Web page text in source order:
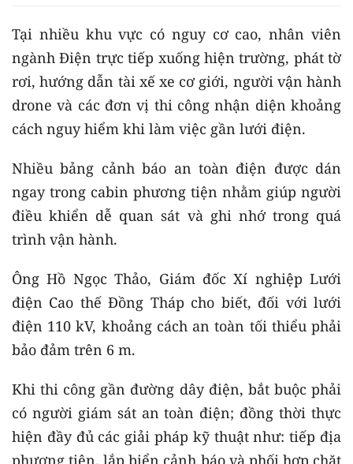
Tại nhiều khu vực có nguy cơ cao, nhân viên
ngành Điện trực tiếp xuống hiện trường, phát tờ
rơi, hướng dẫn tài xế xe cơ giới, người vận hành
drone và các đơn vị thi công nhận diện khoảng
cách nguy hiểm khi làm việc gần lưới điện.
Nhiều bảng cảnh báo an toàn điện được dán
ngay trong cabin phương tiện nhằm giúp người
điều khiển dễ quan sát và ghi nhớ trong quá
trình vận hành.
Ông Hồ Ngọc Thảo, Giám đốc Xí nghiệp Lưới
điện Cao thế Đồng Tháp cho biết, đối với lưới
điện 110 kV, khoảng cách an toàn tối thiểu phải
bảo đảm trên 6 m.
Khi thi công gần đường dây điện, bắt buộc phải
có người giám sát an toàn điện; đồng thời thực
hiện đầy đủ các giải pháp kỹ thuật như: tiếp địa